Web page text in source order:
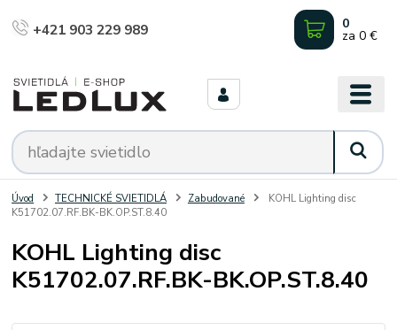
+421 903 229 989 0
za 0 €
Úvod TECHNICKÉ SVIETIDLÁ Zabudované
KOHL Lighting disc
K51702.07.RF.BK-BK.OP.ST.8.40
KOHL Lighting disc
K51702.07.RF.BK-BK.OP.ST.8.40